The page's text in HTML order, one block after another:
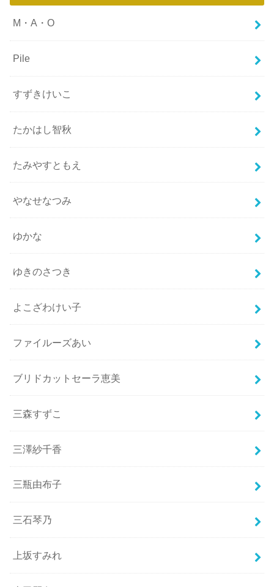
M・A・O
Pile
すずきけいこ
たかはし智秋
たみやすともえ
やなせなつみ
ゆかな
ゆきのさつき
よこざわけい子
ファイルーズあい
ブリドカットセーラ恵美
三森すずこ
三澤紗千香
三瓶由布子
三石琴乃
上坂すみれ